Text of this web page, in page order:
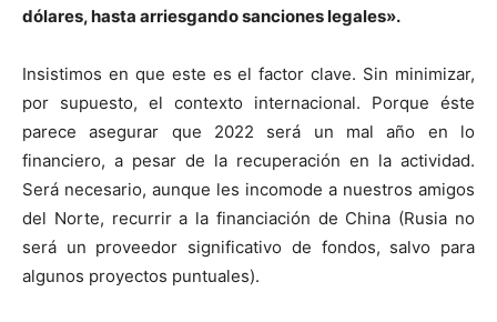
dólares, hasta arriesgando sanciones legales».
Insistimos en que este es el factor clave. Sin minimizar,
por supuesto, el contexto internacional. Porque éste
parece asegurar que 2022 será un mal año en lo
financiero, a pesar de la recuperación en la actividad.
Será necesario, aunque les incomode a nuestros amigos
del Norte, recurrir a la financiación de China (Rusia no
será un proveedor significativo de fondos, salvo para
algunos proyectos puntuales).